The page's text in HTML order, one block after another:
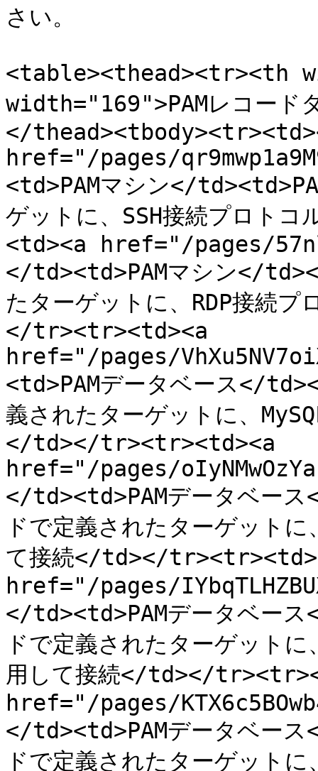
さい。
<table><thead><tr><th
width="169">PAMレコー
</
href="/pages/
<td>PAMマシン</
ゲットに、SSH接続プロト
<td><a href="/pages/
</td><td>PAMマシン</
たターゲットに、RDP接続
</tr><tr><td><a
href="/pages/
<td>PAMデータベース</
義されたターゲットに、
</td></tr><tr><td><a
href="/pages/
</td><td>PAMデータベース
ドで定義されたターゲット
て接続</td></
href="/pages/
</td><td>PAMデータベース
ドで定義されたターゲット
用して接続</td></
href="/pages/
</td><td>PAMデータベース
ドで定義されたターゲット